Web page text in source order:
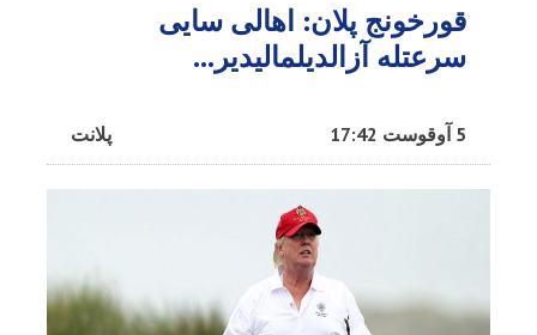
قورخونج پلان: اهالی سایی
سرعتله آزالدیلمالیدیر...
پلانت 5 آوقوست 17:42